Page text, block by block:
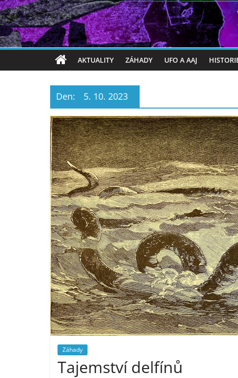
AKTUALITY ZÁHADY UFO A AAJ
Den: 5. 10. 2023
Záhady
Tajemství delfínů